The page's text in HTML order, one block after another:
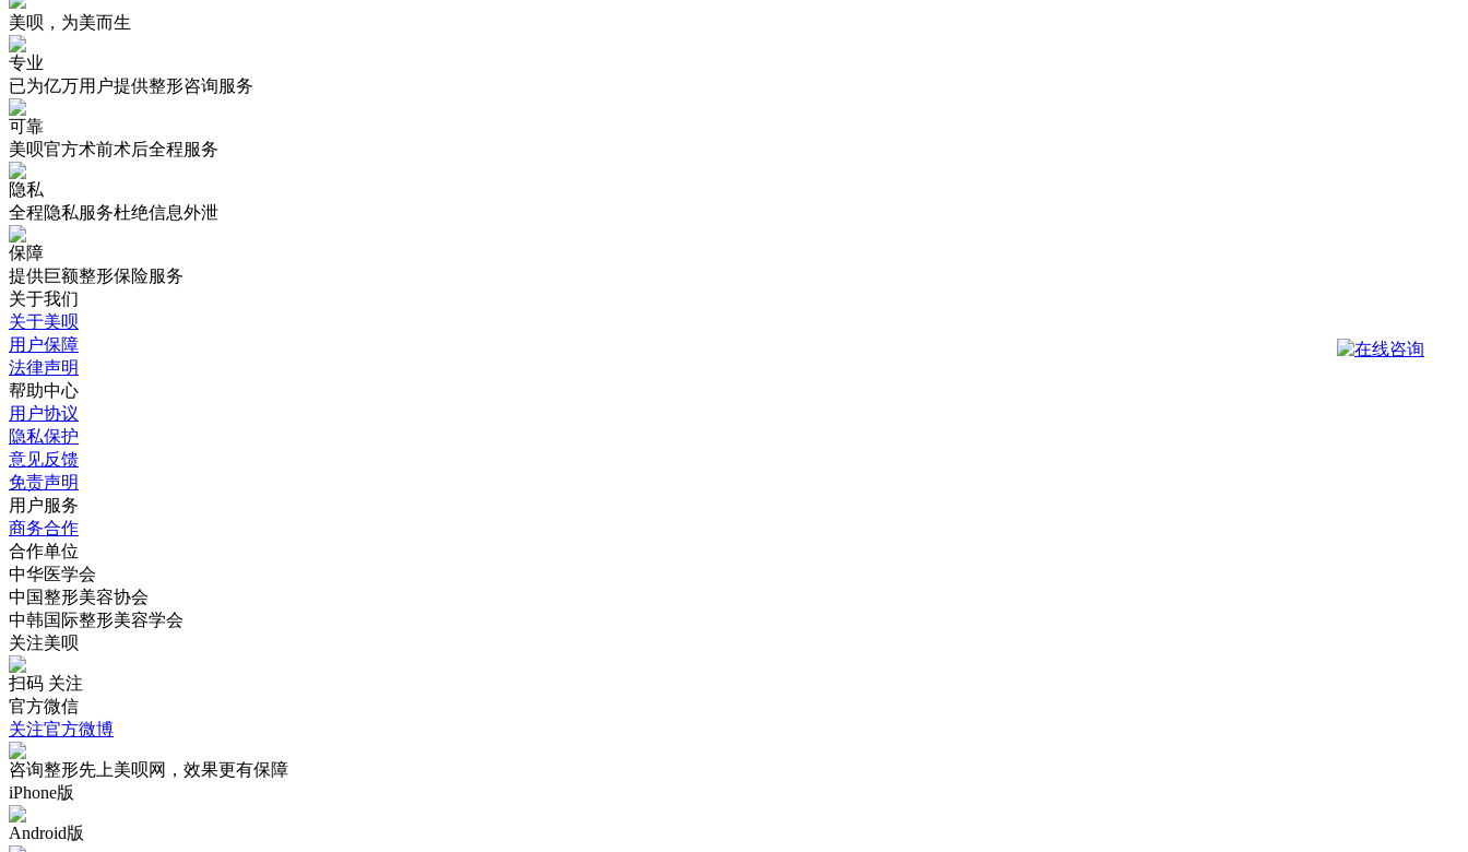
美呗，为美而生
专业
已为亿万用户提供整形咨询服务
可靠
美呗官方术前术后全程服务
隐私
全程隐私服务杜绝信息外泄
保障
提供巨额整形保险服务
关于我们
关于美呗
用户保障
法律声明
帮助中心
用户协议
隐私保护
意见反馈
免责声明
用户服务
商务合作
合作单位
中华医学会
中国整形美容协会
中韩国际整形美容学会
关注美呗
扫码 关注
官方微信
关注官方微博
咨询整形先上美呗网，效果更有保障
iPhone版
Android版